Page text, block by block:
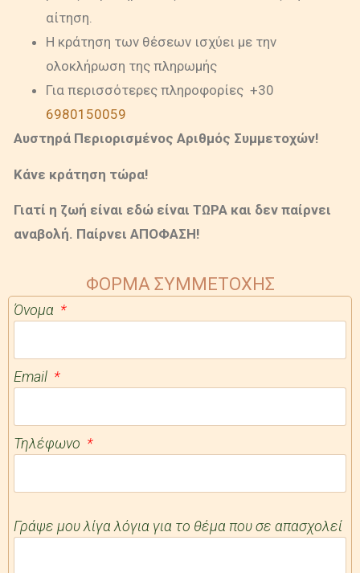
αίτηση.
Η κράτηση των θέσεων ισχύει με την
ολοκλήρωση της πληρωμής
Για περισσότερες πληροφορίες +30
6980150059
Αυστηρά Περιορισμένος Αριθμός Συμμετοχών!
Κάνε κράτηση τώρα!
Γιατί η ζωή είναι εδώ είναι ΤΩΡΑ και δεν παίρνει
αναβολή. Παίρνει ΑΠΟΦΑΣΗ!
ΦΟΡΜΑ ΣΥΜΜΕΤΟΧΗΣ
Όνομα
Email
Τηλέφωνο
Γράψε μου λίγα λόγια για το θέμα που σε απασχολεί